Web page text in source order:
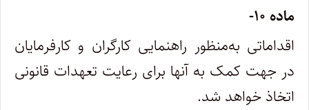
ماده ۱۰-
اقداماتی به‌منظور راهنمایی کارگران و کارفرمایان
در جهت کمک به آنها برای رعایت تعهدات قانونی
اتخاذ خواهد شد.